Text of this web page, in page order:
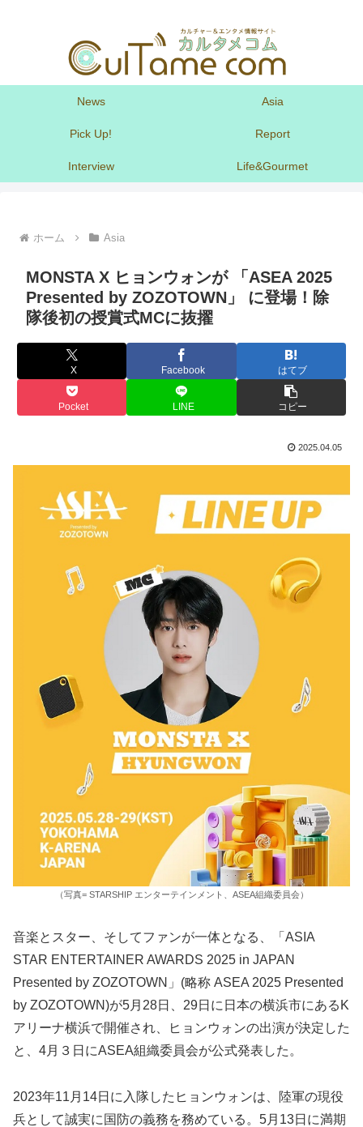
News Asia
Pick Up! Report
Interview Life&Gourmet
ホーム Asia
MONSTA X ヒョンウォンが 「ASEA 2025
Presented by ZOZOTOWN」 に登場！除
隊後初の授賞式MCに抜擢
X Facebook はてブ
Pocket LINE コピー
2025.04.05
（写真= STARSHIP エンターテインメント、ASEA組織委員会）
音楽とスター、そしてファンが一体となる、「ASIA
STAR ENTERTAINER AWARDS 2025 in JAPAN
Presented by ZOZOTOWN」(略称 ASEA 2025 Presented
by ZOZOTOWN)が5月28日、29日に日本の横浜市にあるK
アリーナ横浜で開催され、ヒョンウォンの出演が決定した
と、4月３日にASEA組織委員会が公式発表した。
2023年11月14日に入隊したヒョンウォンは、陸軍の現役
兵として誠実に国防の義務を務めている。5月13日に満期